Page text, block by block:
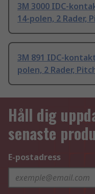
3M 3000 IDC-
14-polen, 2 Rader,
3M 891 IDC-
polen, 2 Rader,
Håll dig
senaste
E-postadress